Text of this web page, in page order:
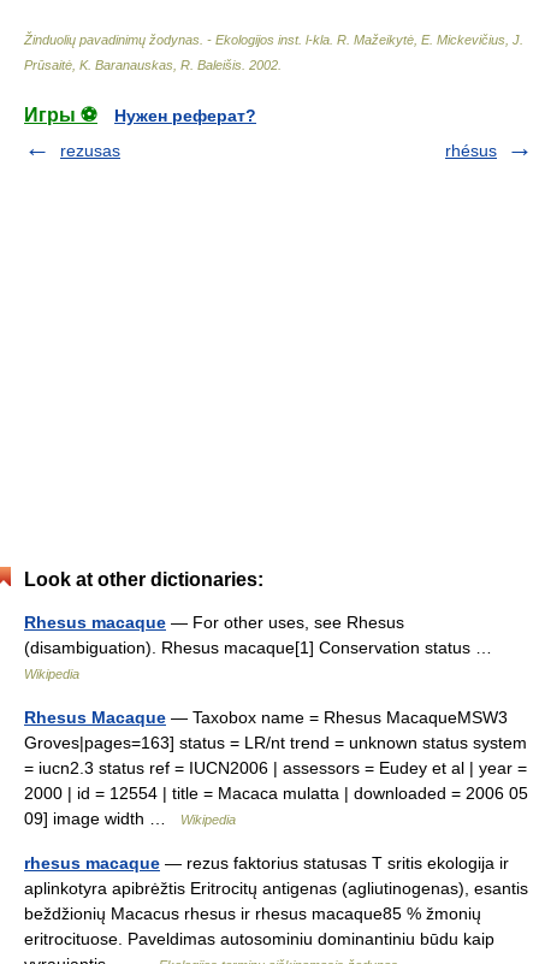
Žinduolių pavadinimų žodynas. - Ekologijos inst. l-kla R. Mažeikytė, E. Mickevičius, J.
Prūsaitė, K. Baranauskas, R. Baleišis 2002
Игры ⚽
Нужен реферат?
rezusas
rhésus
Look at other dictionaries:
Rhesus macaque — For other uses, see Rhesus
(disambiguation). Rhesus macaque[1] Conservation status …
Wikipedia
Rhesus Macaque — Taxobox name = Rhesus MacaqueMSW3
Groves|pages=163] status = LR/nt trend = unknown status system
= iucn2.3 status ref = IUCN2006 | assessors = Eudey et al | year =
2000 | id = 12554 | title = Macaca mulatta | downloaded = 2006 05
09] image width …
Wikipedia
rhesus macaque — rezus faktorius statusas T sritis ekologija ir
aplinkotyra apibrėžtis Eritrocitų antigenas (agliutinogenas), esantis
beždžionių Macacus rhesus ir rhesus macaque85 % žmonių
eritrocituose. Paveldimas autosominiu dominantiniu būdu kaip